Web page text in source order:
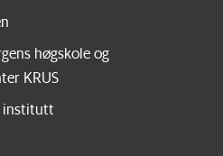
høgskole og
KRUS
institutt